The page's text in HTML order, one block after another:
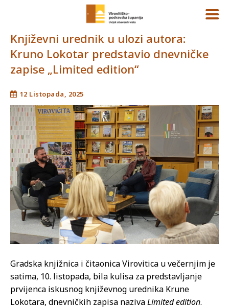
Književni urednik u ulozi autora:
Kruno Lokotar predstavio dnevničke
zapise „Limited edition“
12 Listopada, 2025
Gradska knjižnica i čitaonica Virovitica u večernjim je
satima, 10. listopada, bila kulisa za predstavljanje
prvijenca iskusnog književnog urednika Krune
Lokotara, dnevničkih zapisa nazivaLimited edition.